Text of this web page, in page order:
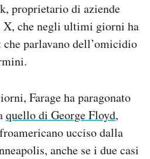
proprietario di aziende
X, che negli ultimi giorni ha
parlavano dell’omicidio
Farage ha paragonato
quello di George Floyd,
ucciso dalla
anche se i due casi